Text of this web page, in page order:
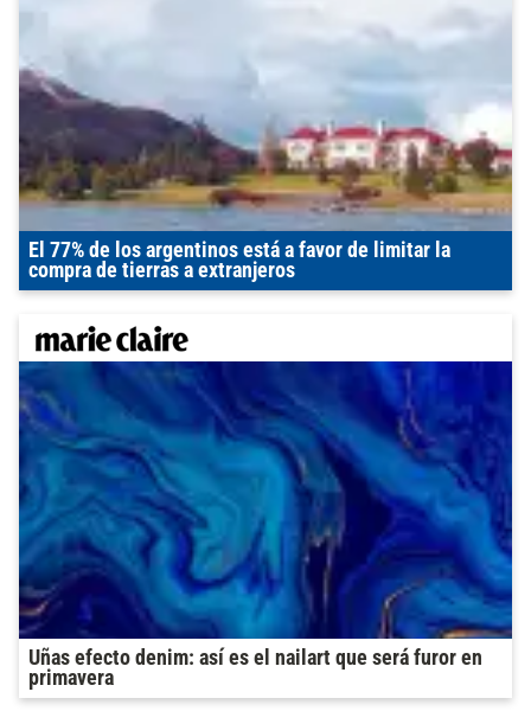
El 77% de los argentinos está a favor de limitar la
compra de tierras a extranjeros
Uñas efecto denim: así es el nailart que será furor en
primavera